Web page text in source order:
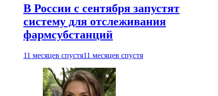
В России с сентября запустят
систему для отслеживания
фармсубстанций
11 месяцев спустя11 месяцев спустя